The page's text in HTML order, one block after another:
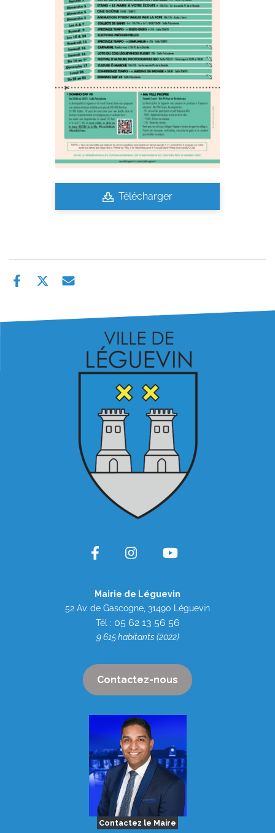
Télécharger
Mairie de Léguevin
52 Av. de Gascogne, 31490 Léguevin
Tél : 05 62 13 56 56
9 615 habitants (2022)
Contactez-nous
Contactez le Maire